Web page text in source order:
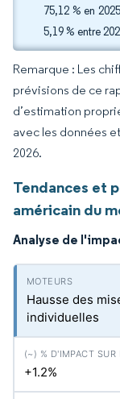
75,12 % en
5,19 % entre
Remarque : Les
prévisions de ce
d’estimation
avec les données
2026.
Tendances et
américain du
Analyse de
Hausse des
individuelles
+1.2%